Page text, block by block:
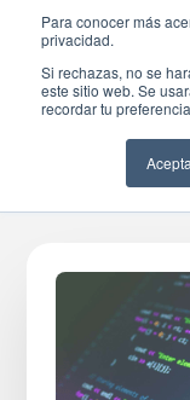
Para conocer más
privacidad.
Si rechazas, no se
este sitio web. Se
recordar tu
Curso
Evento